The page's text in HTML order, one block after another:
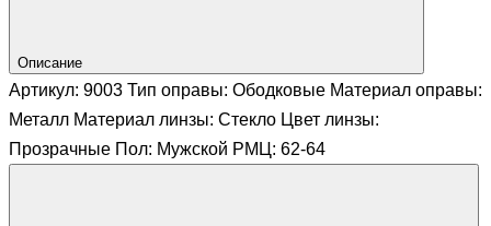
Описание
Артикул: 9003 Тип оправы: Ободковые Материал оправы:
Металл Материал линзы: Стекло Цвет линзы:
Прозрачные Пол: Мужской РМЦ: 62-64